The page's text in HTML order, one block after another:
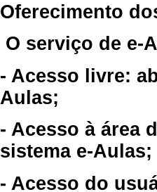
Oferecimento
O serviço de e-
- Acesso livre:
Aulas;
- Acesso à área
sistema e-Aulas;
- Acesso do